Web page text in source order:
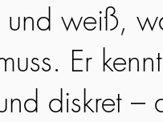
weiß,
Er
diskret –